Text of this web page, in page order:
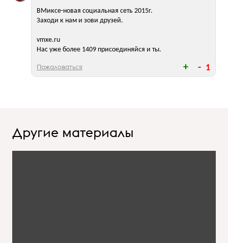
1
ВМиксе-новая социальная сеть 2015г.
Заходи к нам и зови друзей.
vmxe.ru
Нас уже более 1409 присоединяйся и ты.
Пожаловаться
Другие материалы